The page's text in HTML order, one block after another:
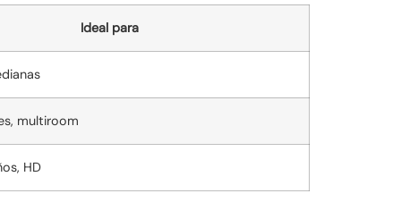
Ideal para
multiroom
HD